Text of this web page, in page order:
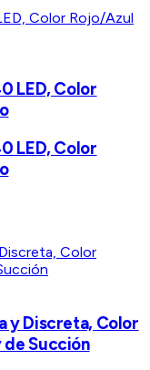
LED, Color
LED, Color
y Discreta, Color
de Succión